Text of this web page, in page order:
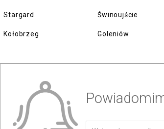
Stargard
Kołobrzeg
Świnoujście
Goleniów